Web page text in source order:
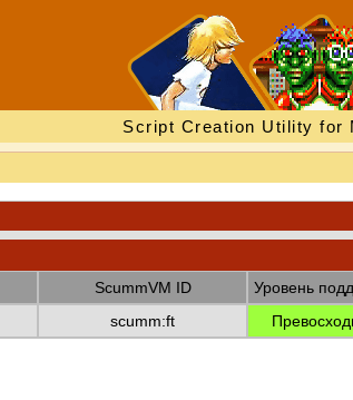
Script Creation Utility for
ScummVM ID
Уровень
scumm:ft